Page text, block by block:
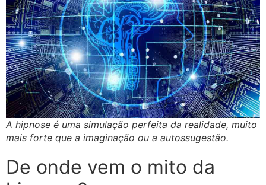
A hipnose é uma simulação perfeita da realidade, muito
mais forte que a imaginação ou a autossugestão.
De onde vem o mito da